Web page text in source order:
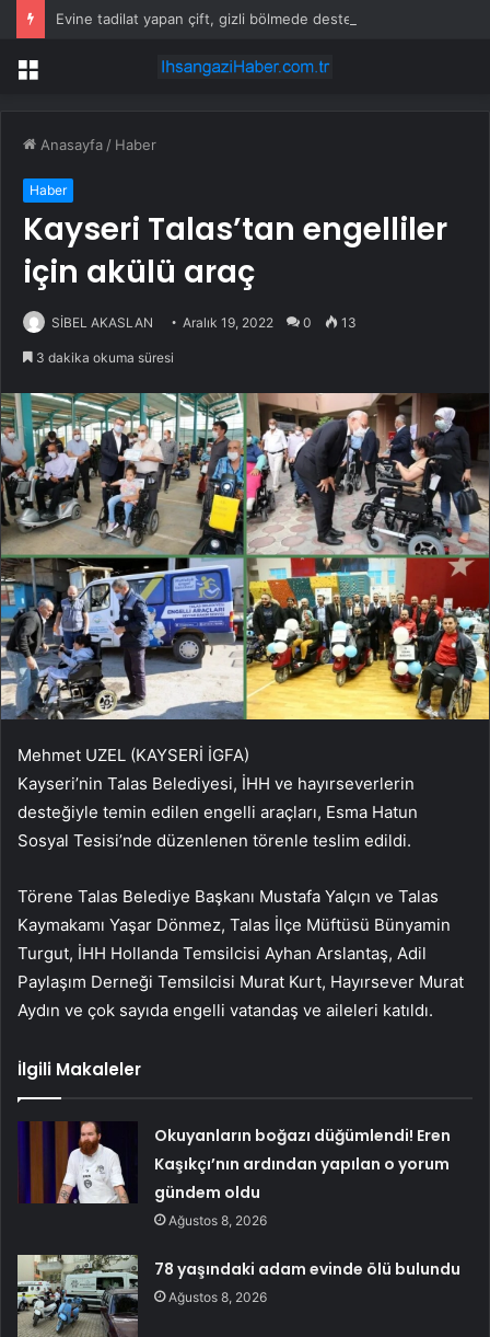
Menü
Anasayfa / Haber
Haber
Kayseri Talas’tan engelliler
için akülü araç
SİBEL AKASLAN Aralık 19, 2022 0 13
3 dakika okuma süresi
Mehmet UZEL (KAYSERİ İGFA)
Kayseri’nin Talas Belediyesi, İHH ve hayırseverlerin
desteğiyle temin edilen engelli araçları, Esma Hatun
Sosyal Tesisi’nde düzenlenen törenle teslim edildi.
Törene Talas Belediye Başkanı Mustafa Yalçın ve Talas
Kaymakamı Yaşar Dönmez, Talas İlçe Müftüsü Bünyamin
Turgut, İHH Hollanda Temsilcisi Ayhan Arslantaş, Adil
Paylaşım Derneği Temsilcisi Murat Kurt, Hayırsever Murat
Aydın ve çok sayıda engelli vatandaş ve aileleri katıldı.
İlgili Makaleler
Okuyanların boğazı düğümlendi! Eren
Kaşıkçı’nın ardından yapılan o yorum
gündem oldu
Ağustos 8, 2026
78 yaşındaki adam evinde ölü bulundu
Ağustos 8, 2026